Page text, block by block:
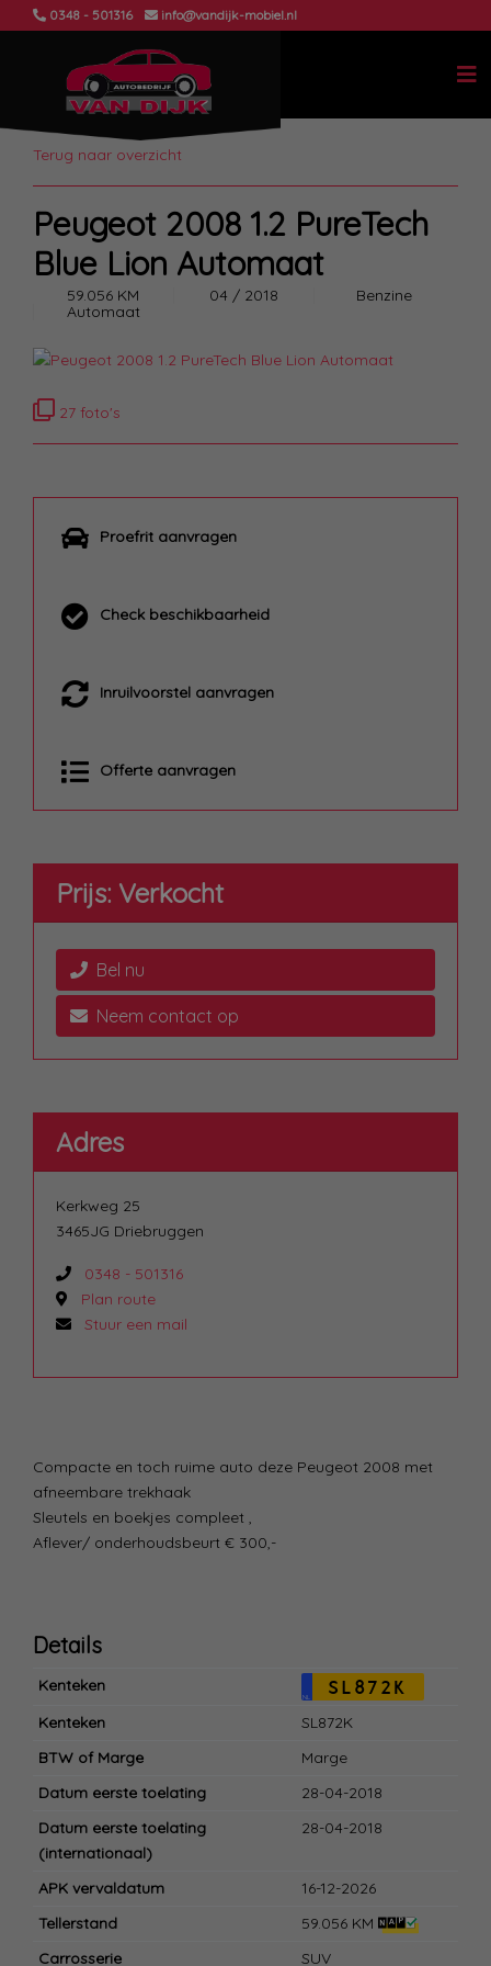
0348 - 501316 info@vandijk-mobiel.nl
Terug naar overzicht
Peugeot 2008 1.2 PureTech
Blue Lion Automaat
59.056 KM 04 / 2018
Benzine
Automaat
27 foto's
Proefrit aanvragen
Check beschikbaarheid
Inruilvoorstel aanvragen
Offerte aanvragen
Compacte en toch ruime auto deze Peugeot 2008 met
afneembare trekhaak
Sleutels en boekjes compleet ,
Aflever/ onderhoudsbeurt € 300,-
Details
Kenteken
NL SL872K
Kenteken
SL872K
BTW of Marge
Marge
Datum eerste toelating
28-04-2018
Datum eerste toelating
(internationaal)
28-04-2018
APK vervaldatum
16-12-2026
Tellerstand
59.056 KM
Carrosserie
SUV
Prijs: Verkocht
Bel nu
Neem contact op
Adres
Kerkweg 25
3465JG Driebruggen
0348 - 501316
Plan route
Stuur een mail